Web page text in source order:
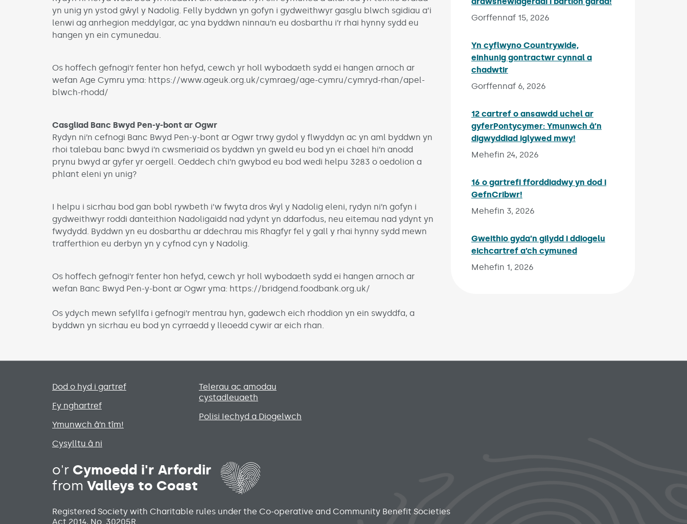
yn unig yn ystod gŵyl y Nadolig. Felly byddwn yn gofyn i gydweithwyr gasglu blwch sgidiau a’i
lenwi ag anrhegion meddylgar, ac yna byddwn ninnau’n eu dosbarthu i’r rhai hynny sydd eu
hangen yn ein cymunedau.
Os hoffech gefnogi’r fenter hon hefyd, cewch yr holl wybodaeth sydd ei hangen arnoch ar
wefan Age Cymru yma: https://www.ageuk.org.uk/cymraeg/age-cymru/cymryd-rhan/apel-
blwch-rhodd/
Casgliad Banc Bwyd Pen-y-bont ar Ogwr
Rydyn ni’n cefnogi Banc Bwyd Pen-y-bont ar Ogwr trwy gydol y flwyddyn ac yn aml byddwn yn
rhoi talebau banc bwyd i’n cwsmeriaid os byddwn yn gweld eu bod yn ei chael hi’n anodd
prynu bwyd ar gyfer yr oergell. Oeddech chi’n gwybod eu bod wedi helpu 3283 o oedolion a
phlant eleni yn unig?
I helpu i sicrhau bod gan bobl rywbeth i’w fwyta dros ŵyl y Nadolig eleni, rydyn ni’n gofyn i
gydweithwyr roddi danteithion Nadoligaidd nad ydynt yn ddarfodus, neu eitemau nad ydynt yn
fwydydd. Byddwn yn eu dosbarthu ar ddechrau mis Rhagfyr fel y gall y rhai hynny sydd mewn
trafferthion eu derbyn yn y cyfnod cyn y Nadolig.
Os hoffech gefnogi’r fenter hon hefyd, cewch yr holl wybodaeth sydd ei hangen arnoch ar
wefan Banc Bwyd Pen-y-bont ar Ogwr yma: https://bridgend.foodbank.org.uk/
Os ydych mewn sefyllfa i gefnogi’r mentrau hyn, gadewch eich rhoddion yn ein swyddfa, a
byddwn yn sicrhau eu bod yn cyrraedd y lleoedd cywir ar eich rhan.
Gorffennaf 15, 2026
Yn cyflwyno Countrywide,
einhunig gontractwr cynnal a
chadwtirPublished on:
Gorffennaf 6, 2026
12 cartref o ansawdd uchel ar
gyferPontycymer: Ymunwch â’n
digwyddiad iglywed mwy!
Mehefin 24, 2026
16 o gartrefi fforddiadwy yn dod i
GefnCribwr!
Mehefin 3, 2026
Gweithio gyda’n gilydd i ddiogelu
eichcartref a’ch cymunedPublished on:
Mehefin 1, 2026
Primary footer menu
Dod o hyd i gartref
Fy nghartref
Ymunwch â’n tîm!
Cysylltu â ni
Telerau ac amodau
cystadleuaeth
Polisi Iechyd a Diogelwch
o'r Cymoedd i'r Arfordir
from Valleys to Coast
Registered Society with Charitable rules under the Co-operative and Community Benefit Societies
Act 2014, No. 30205R